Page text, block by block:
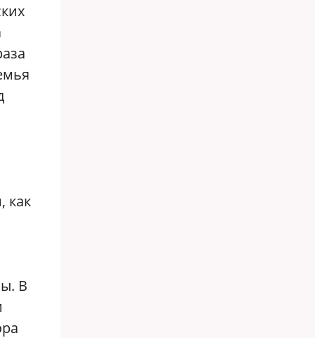
как
В